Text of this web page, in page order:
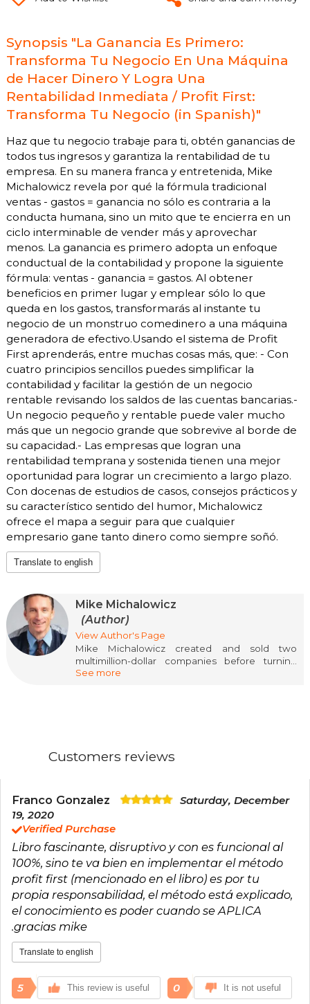
Synopsis "La Ganancia Es Primero:
Transforma Tu Negocio En Una Máquina
de Hacer Dinero Y Logra Una
Rentabilidad Inmediata / Profit First:
Transforma Tu Negocio (in Spanish)"
Haz que tu negocio trabaje para ti, obtén ganancias de
todos tus ingresos y garantiza la rentabilidad de tu
empresa. En su manera franca y entretenida, Mike
Michalowicz revela por qué la fórmula tradicional
ventas - gastos = ganancia no sólo es contraria a la
conducta humana, sino un mito que te encierra en un
ciclo interminable de vender más y aprovechar
menos. La ganancia es primero adopta un enfoque
conductual de la contabilidad y propone la siguiente
fórmula: ventas - ganancia = gastos. Al obtener
beneficios en primer lugar y emplear sólo lo que
queda en los gastos, transformarás al instante tu
negocio de un monstruo comedinero a una máquina
generadora de efectivo.Usando el sistema de Profit
First aprenderás, entre muchas cosas más, que: - Con
cuatro principios sencillos puedes simplificar la
contabilidad y facilitar la gestión de un negocio
rentable revisando los saldos de las cuentas bancarias.-
Un negocio pequeño y rentable puede valer mucho
más que un negocio grande que sobrevive al borde de
su capacidad.- Las empresas que logran una
rentabilidad temprana y sostenida tienen una mejor
oportunidad para lograr un crecimiento a largo plazo.
Con docenas de estudios de casos, consejos prácticos y
su característico sentido del humor, Michalowicz
ofrece el mapa a seguir para que cualquier
empresario gane tanto dinero como siempre soñó.
Translate to english
Mike Michalowicz
(Author)
View Author's Page
Mike Michalowicz created and sold two
multimillion-dollar companies before turning
thirty-five. Today, he is the co-founder of Profit
shared his insights at events organized by EO,
and The Toilet Paper Entrepreneur. His columns
Pro Magazine, Entrepreneur, OPEN Forum, and
Harvard Business Review, among others.
See more
Customers reviews
Franco Gonzalez
Saturday, December
19, 2020
Verified Purchase
Libro fascinante, disruptivo y con es funcional al
100%, sino te va bien en implementar el método
profit first (mencionado en el libro) es por tu
propia responsabilidad, el método está explicado,
el conocimiento es poder cuando se APLICA
.gracias mike
Translate to english
5 This review is useful 0 It is not useful